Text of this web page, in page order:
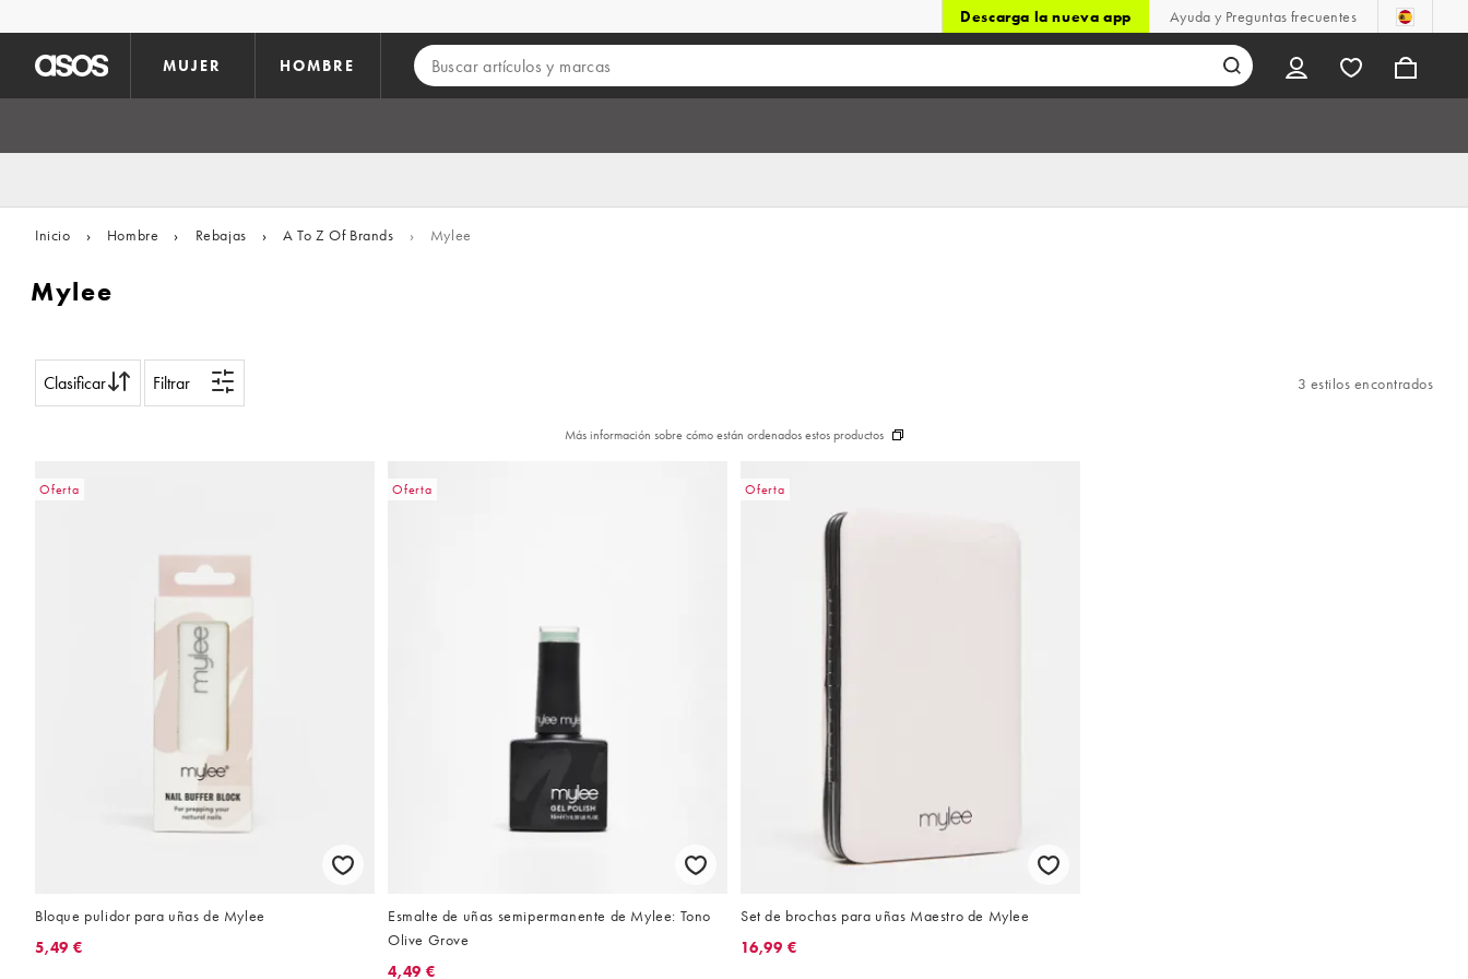
Descarga la nueva app Ayuda y Preguntas frecuentes
MUJER HOMBRE
Inicio › Hombre › Rebajas › A To Z Of Brands › Mylee
Mylee
Clasificar Filtrar 3 estilos encontrados
Más información sobre cómo están ordenados estos productos
Oferta
Bloque pulidor para uñas de Mylee
5,49 €
Oferta
Esmalte de uñas semipermanente de Mylee: Tono
Olive Grove
4,49 €
Oferta
Set de brochas para uñas Maestro de Mylee
16,99 €